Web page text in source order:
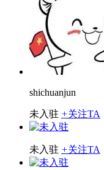
shichuanjun
未入驻 +关注TA
未入驻 +关注TA